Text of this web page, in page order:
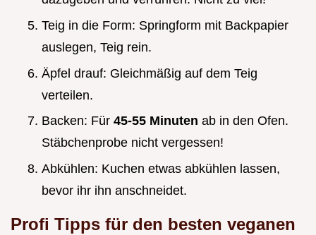
Teig in die Form: Springform mit Backpapier
auslegen, Teig rein.
Äpfel drauf: Gleichmäßig auf dem Teig
verteilen.
Backen: Für 45-55 Minuten ab in den Ofen.
Stäbchenprobe nicht vergessen!
Abkühlen: Kuchen etwas abkühlen lassen,
bevor ihr ihn anschneidet.
Profi Tipps für den besten veganen